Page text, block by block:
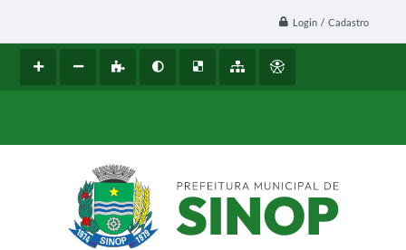
Login / Cadastro